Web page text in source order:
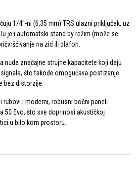
1/4"-ni (6,35 mm) TRS ulazni priključak, uz
je i automatski stand by režim (može se
na zid ili plafon.
nude značajne strujne kapacitete koji daju
što takođe omogućava postizanje
bez distorzije.
rubovi i moderni, robusni bočni paneli
50 Evo, što sve doprinosi akustičkoj
u bilo kom prostoru.